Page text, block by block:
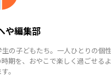
や編集部
の子どもたち。一人ひとりの個
期を、おやこで楽しく過ごせるよ
。